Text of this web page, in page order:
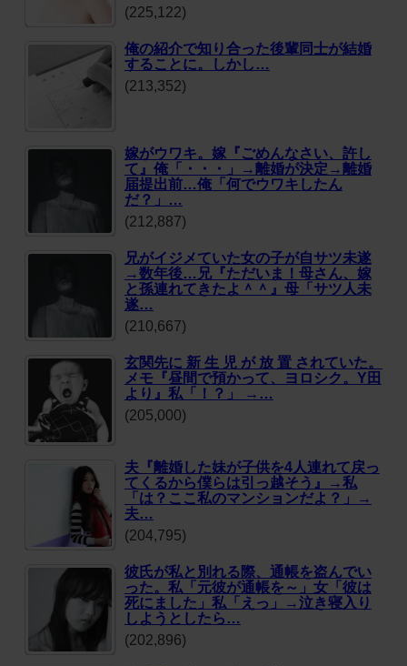
(225,122)
俺の紹介で知り合った後輩同士が結婚
することに。しかし…
(213,352)
嫁がウワキ。嫁『ごめんなさい、許し
て』俺「・・・」→離婚が決定→離婚
届提出前…俺「何でウワキしたん
だ？」…
(212,887)
兄がイジメていた女の子が自サツ未遂
→数年後…兄『ただいま！母さん、嫁
と孫連れてきたよ＾＾』母「サツ人未
遂…
(210,667)
玄関先に 新 生 児 が 放 置 されていた。
メモ『昼間で預かって、ヨロシク。Y田
より』私「！？」 →…
(205,000)
夫『離婚した妹が子供を4人連れて戻っ
てくるから僕らは引っ越そう』→私
「は？ここ私のマンションだよ？」→
夫…
(204,795)
彼氏が私と別れる際、通帳を盗んでい
った。私「元彼が通帳を～」女「彼は
死にました」私「えっ」→泣き寝入り
しようとしたら…
(202,896)